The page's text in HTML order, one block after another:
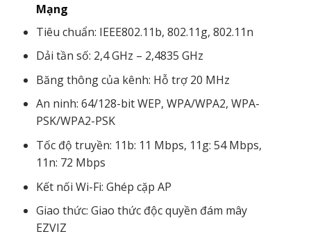
Mạng
Tiêu chuẩn: IEEE802.11b, 802.11g, 802.11n
Dải tần số: 2,4 GHz – 2,4835 GHz
Băng thông của kênh: Hỗ trợ 20 MHz
An ninh: 64/128-bit WEP, WPA/WPA2, WPA-
PSK/WPA2-PSK
Tốc độ truyền: 11b: 11 Mbps, 11g: 54 Mbps,
11n: 72 Mbps
Kết nối Wi-Fi: Ghép cặp AP
Giao thức: Giao thức độc quyền đám mây
EZVIZ